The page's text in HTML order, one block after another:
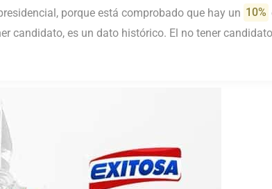
porque está comprobado que hay un 10%
candidato, es un dato histórico. El no tener